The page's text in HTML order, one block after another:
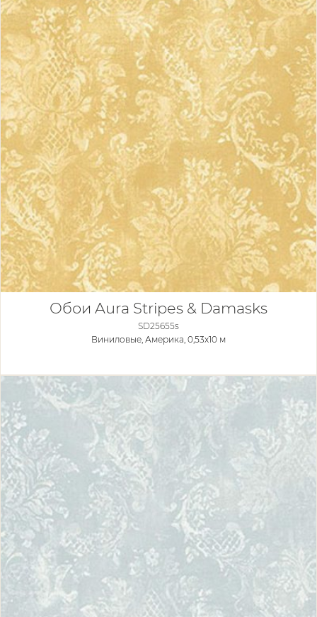
Обои Aura Stripes & Damasks
SD25655s
Виниловые, Америка, 0,53x10 м